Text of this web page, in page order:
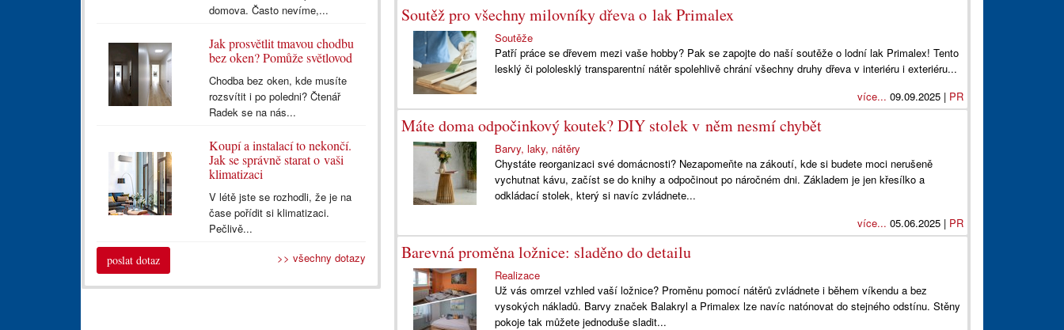
Soutěž pro všechny milovníky dřeva o lak Primalex
Soutěže
Patří práce se dřevem mezi vaše hobby? Pak se zapojte do naší soutěže o lodní lak Primalex! Tento
lesklý či pololesklý transparentní nátěr spolehlivě chrání všechny druhy dřeva v interiéru i exteriéru...
více... 09.09.2025 | PR
Máte doma odpočinkový koutek? DIY stolek v něm nesmí chybět
Barvy, laky, nátěry
Chystáte reorganizaci své domácnosti? Nezapomeňte na zákoutí, kde si budete moci nerušeně
vychutnat kávu, začíst se do knihy a odpočinout po náročném dni. Základem je jen křesílko a
odkládací stolek, který si navíc zvládnete...
více... 05.06.2025 | PR
Barevná proměna ložnice: sladěno do detailu
Realizace
Už vás omrzel vzhled vaší ložnice? Proměnu pomocí nátěrů zvládnete i během víkendu a bez
vysokých nákladů. Barvy značek Balakryl a Primalex lze navíc natónovat do stejného odstínu. Stěny
pokoje tak můžete jednoduše sladit...
domova. Často nevíme,...
Jak prosvětlit tmavou chodbu
bez oken? Pomůže světlovod
Chodba bez oken, kde musíte
rozsvítit i po poledni? Čtenář
Radek se na nás...
Koupí a instalací to nekončí.
Jak se správně starat o vaši
klimatizaci
V létě jste se rozhodli, že je na
čase pořídit si klimatizaci.
Pečlivě...
poslat dotaz >> všechny dotazy